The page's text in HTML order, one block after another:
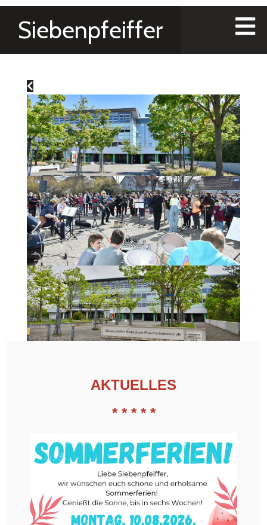
Siebenpfeiffer
AKTUELLES
* * * * *